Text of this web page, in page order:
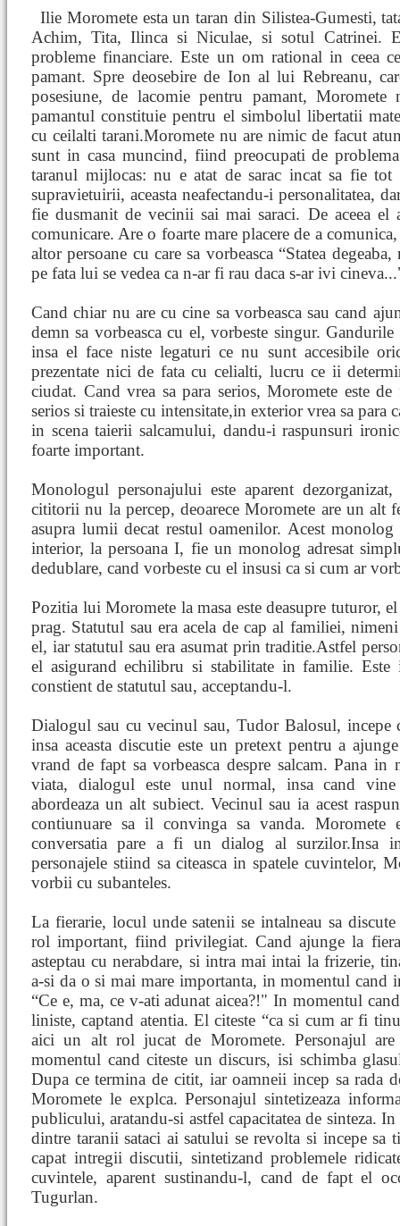
Ilie Moromete esta un taran din Silistea-Gumesti,
Achim, Tita, Ilinca si Niculae, si sotul Catrinei.
probleme financiare. Este un om rational in ceea
pamant. Spre deosebire de Ion al lui Rebreanu,
posesiune, de lacomie pentru pamant,
pamantul constituie pentru el simbolul libertatii
cu ceilalti tarani.Moromete nu are nimic de facut
sunt in casa muncind, fiind preocupati de
taranul mijlocas: nu e atat de sarac incat sa fie
supravietuirii, aceasta neafectandu-i personalitatea,
fie dusmanit de vecinii sai mai saraci. De aceea el
comunicare. Are o foarte mare placere de a
altor persoane cu care sa vorbeasca “Statea
pe fata lui se vedea ca n-ar fi rau daca s-ar ivi
Cand chiar nu are cu cine sa vorbeasca sau cand
demn sa vorbeasca cu el, vorbeste singur.
insa el face niste legaturi ce nu sunt accesibile
prezentate nici de fata cu celialti, lucru ce ii
ciudat. Cand vrea sa para serios, Moromete este
serios si traieste cu intensitate,in exterior vrea sa para
in scena taierii salcamului, dandu-i raspunsuri
foarte important.
Monologul personajului este aparent
cititorii nu la percep, deoarece Moromete are un alt
asupra lumii decat restul oamenilor. Acest
interior, la persoana I, fie un monolog adresat
dedublare, cand vorbeste cu el insusi ca si cum ar
Pozitia lui Moromete la masa este deasupre tuturor,
prag. Statutul sau era acela de cap al familiei,
el, iar statutul sau era asumat prin traditie.Astfel
el asigurand echilibru si stabilitate in familie. Este
constient de statutul sau, acceptandu-l.
Dialogul sau cu vecinul sau, Tudor Balosul,
insa aceasta discutie este un pretext pentru a
vrand de fapt sa vorbeasca despre salcam. Pana in
viata, dialogul este unul normal, insa cand
abordeaza un alt subiect. Vecinul sau ia acest
contiunuare sa il convinga sa vanda. Moromete
conversatia pare a fi un dialog al surzilor.Insa
personajele stiind sa citeasca in spatele cuvintelor,
vorbii cu subanteles.
La fierarie, locul unde satenii se intalneau sa
rol important, fiind privilegiat. Cand ajunge la
asteptau cu nerabdare, si intra mai intai la frizerie,
a-si da o si mai mare importanta, in momentul cand
“Ce e, ma, ce v-ati adunat aicea?!" In momentul
liniste, captand atentia. El citeste “ca si cum ar fi
aici un alt rol jucat de Moromete. Personajul
momentul cand citeste un discurs, isi schimba
Dupa ce termina de citit, iar oamneii incep sa rada
Moromete le explca. Personajul sintetizeaza
publicului, aratandu-si astfel capacitatea de sinteza.
dintre taranii sataci ai satului se revolta si incepe sa
capat intregii discutii, sintetizand problemele
cuvintele, aparent sustinandu-l, cand de fapt el
Tugurlan.